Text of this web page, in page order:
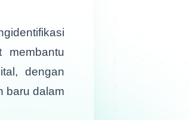
membantu
dengan
baru dalam